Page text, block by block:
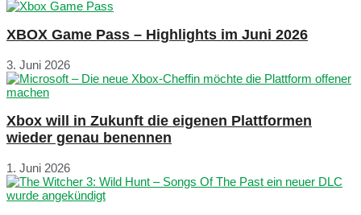
XBOX Game Pass – Highlights im Juni 2026
3. Juni 2026
Xbox will in Zukunft die eigenen Plattformen
wieder genau benennen
1. Juni 2026